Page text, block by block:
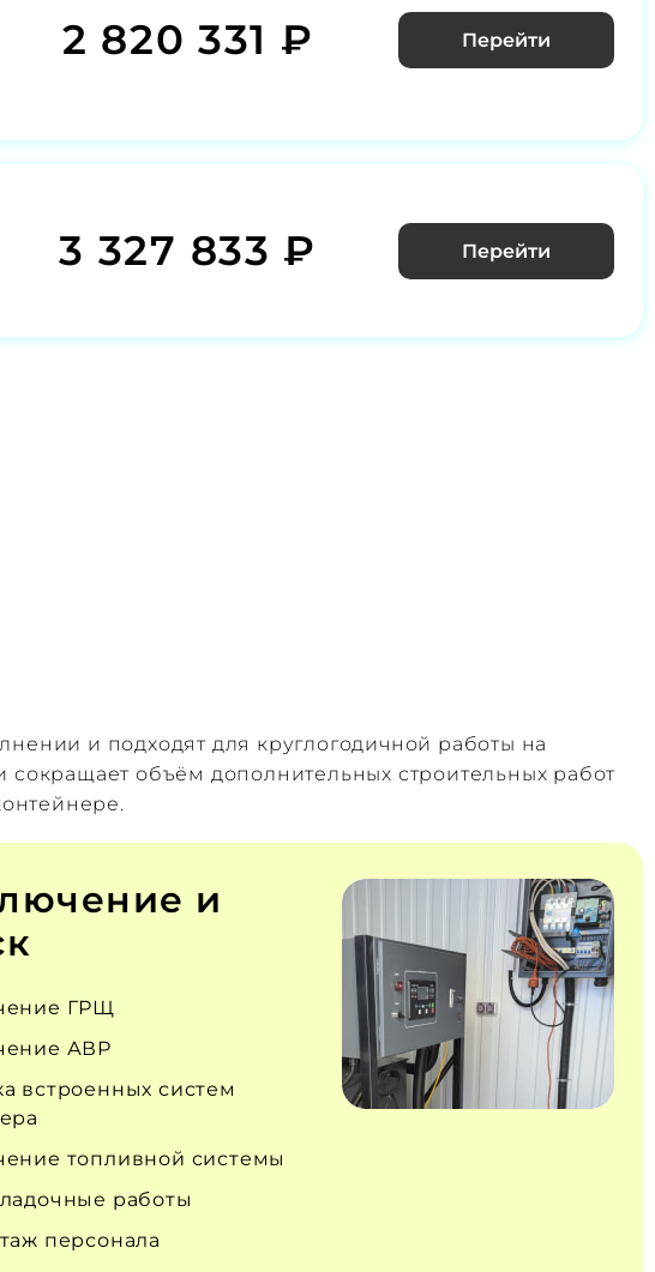
2 820 331 ₽ Перейти
3 327 833 ₽ Перейти
и подходят для круглогодичной работы на
объём дополнительных строительных работ
и
ГРЩ
АВР
встроенных систем
топливной системы
работы
персонала